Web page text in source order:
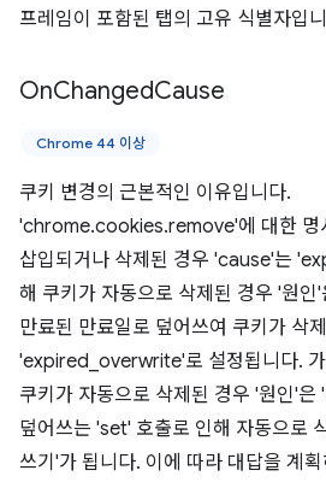
프레임이 포함된 탭의 고유 식별자입
OnChangedCause
Chrome 44 이상
쿠키 변경의 근본적인 이유입니다.
'chrome.cookies.remove'에 대한 명
삽입되거나 삭제된 경우 'cause'는
해 쿠키가 자동으로 삭제된 경우 '원인'
만료된 만료일로 덮어쓰여 쿠키가 삭
'expired_overwrite'로 설정됩니다. 가
쿠키가 자동으로 삭제된 경우 '원인'은
덮어쓰는 'set' 호출로 인해 자동으로
쓰기'가 됩니다. 이에 따라 대답을 계